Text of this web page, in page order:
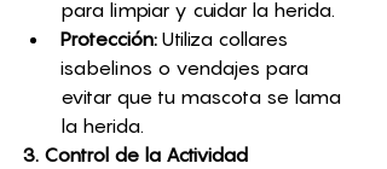
para limpiar y cuidar la herida.
Protección: Utiliza collares
isabelinos o vendajes para
evitar que tu mascota se lama
la herida.
3. Control de la Actividad